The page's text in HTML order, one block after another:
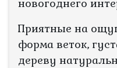
новогоднего
Приятные на
форма веток,
дереву